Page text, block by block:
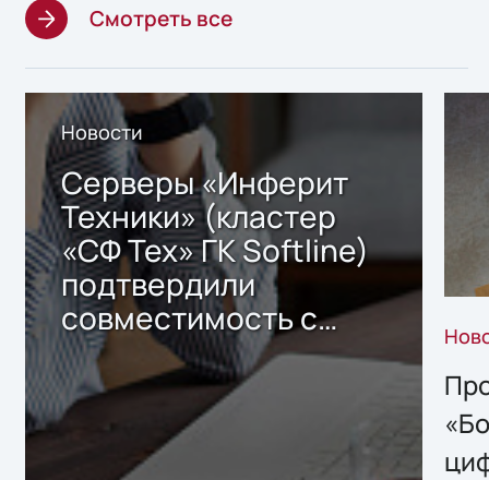
Смотреть все
Новости
Серверы «Инферит
Техники» (кластер
«СФ Тех» ГК Softline)
подтвердили
совместимость с
решением Sharx
Storage 2.x для
хранения данных